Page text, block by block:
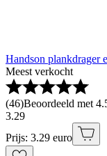
Handson plankdrager
Meest verkocht
(46)Beoordeeld met
3.29
Prijs: 3.29 euro